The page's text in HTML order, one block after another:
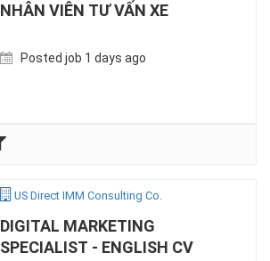
NHÂN VIÊN TƯ VẤN XE
Posted job 1 days ago
US Direct IMM Consulting Co.
DIGITAL MARKETING
SPECIALIST - ENGLISH CV